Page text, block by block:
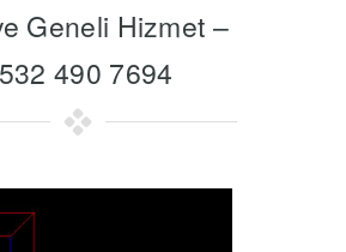
Geneli Hizmet –
490 7694